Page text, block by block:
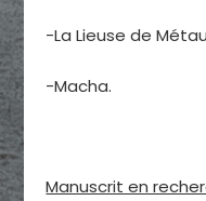
-La Lieuse de
-Macha.
Manuscrit en